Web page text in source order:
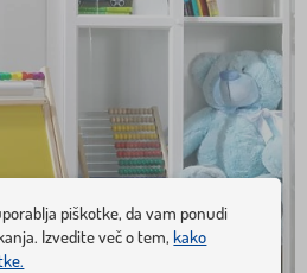
piškotke, da vam ponudi
Izvedite več o tem,kako